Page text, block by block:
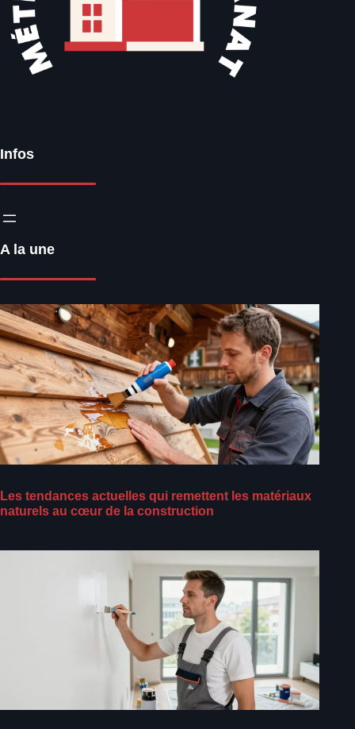
Infos
A la une
Les tendances actuelles qui remettent les matériaux
naturels au cœur de la construction